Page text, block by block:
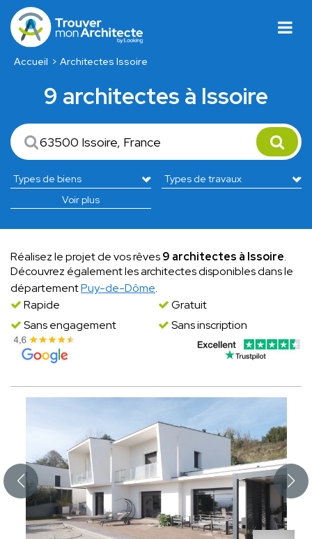
Accueil Architectes Issoire
9 architectes à Issoire
Voir plus
Réalisez le projet de vos rêves9 architectes à Issoire.
Découvrez également les architectes disponibles dans le
départementPuy-de-Dôme.
Rapide
Gratuit
Sans engagement
Sans inscription